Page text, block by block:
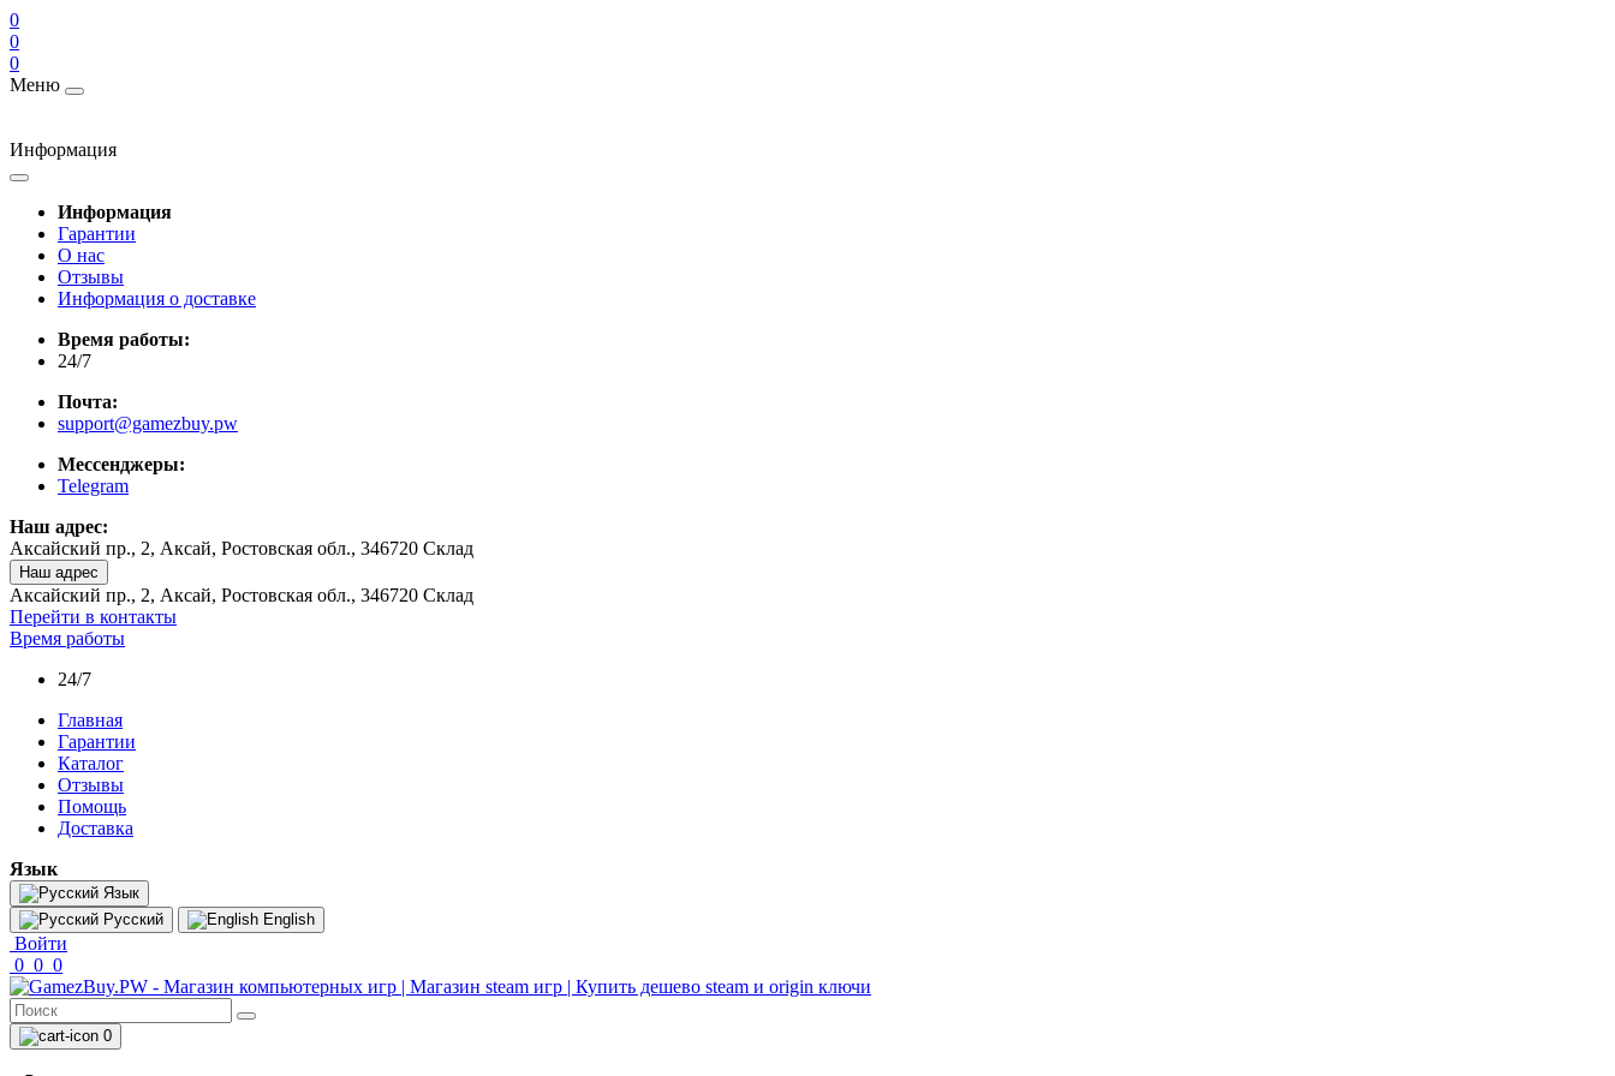
0
0
0
Меню
Информация
Информация
Гарантии
О нас
Отзывы
Информация о доставке
Время работы:
24/7
Почта:
support@gamezbuy.pw
Мессенджеры:
Telegram
Наш адрес:
Аксайский пр., 2, Аксай, Ростовская обл., 346720 Склад
Наш адрес
Аксайский пр., 2, Аксай, Ростовская обл., 346720 Склад
Перейти в контакты
Время работы
24/7
Главная
Гарантии
Каталог
Отзывы
Помощь
Доставка
Язык
Язык
Русский
English
Войти
0 0 0
0